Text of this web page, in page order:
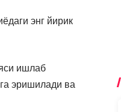
энг йирик
ишлаб
эришилади ва